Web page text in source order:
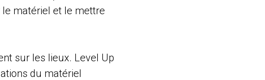
matériel et le mettre
sur les lieux. Level Up
du matériel